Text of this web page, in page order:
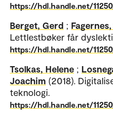
https://hdl.handle.net/
Berget, Gerd ;
Lettlestbøker får
https://hdl.handle.net/
Tsolkas, Helene ;
Joachim (2018).
teknologi.
https://hdl.handle.net/